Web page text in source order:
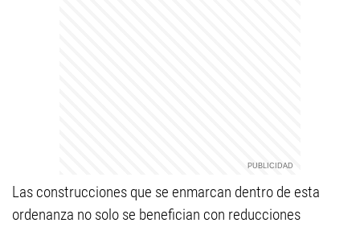
Las construcciones que se enmarcan dentro de esta
ordenanza no solo se benefician con reducciones